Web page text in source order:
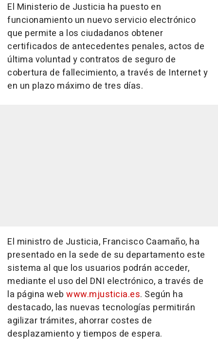
El Ministerio de Justicia ha puesto en
funcionamiento un nuevo servicio electrónico
que permite a los ciudadanos obtener
certificados de antecedentes penales, actos de
última voluntad y contratos de seguro de
cobertura de fallecimiento, a través de Internet y
en un plazo máximo de tres días.
El ministro de Justicia, Francisco Caamaño, ha
presentado en la sede de su departamento este
sistema al que los usuarios podrán acceder,
mediante el uso del DNI electrónico, a través de
la página web www.mjusticia.es. Según ha
destacado, las nuevas tecnologías permitirán
agilizar trámites, ahorrar costes de
desplazamiento y tiempos de espera.